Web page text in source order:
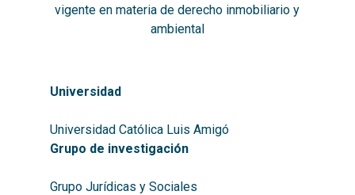
vigente en materia de derecho inmobiliario y
ambiental
Universidad
Universidad Católica Luis Amigó
Grupo de investigación
Grupo Jurídicas y Sociales